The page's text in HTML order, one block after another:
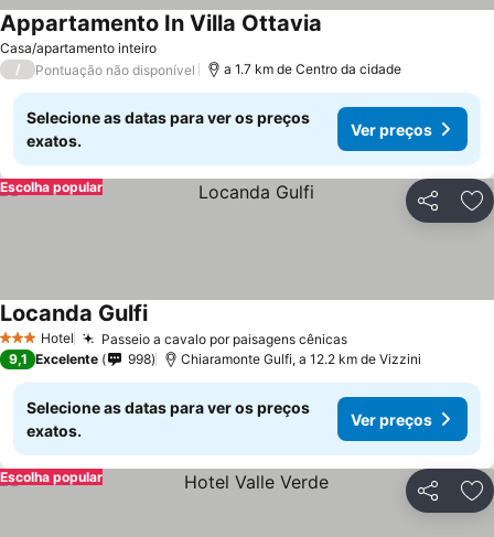
Casa/apartamento inteiro
Appartamento In Villa Ottavia
/ Pontuação não disponível a 1.7 km de Centro da cidade
Selecione as datas para ver os preços
exatos.
Ver preços
Partilhar
Escolha popular
3 EstrelasHotel Passeio a cavalo por paisagens cênicas
Locanda Gulfi
9,1 Excelente 998 Chiaramonte Gulfi, a 12.2 km de Vizzini
Selecione as datas para ver os preços
exatos.
Ver preços
Partilhar
Escolha popular